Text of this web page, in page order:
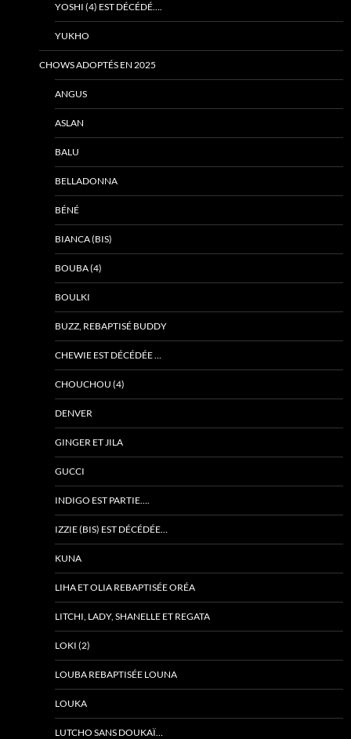
YOSHI (4) EST DÉCÉDÉ….
YUKHO
CHOWS ADOPTÉS EN 2025
ANGUS
ASLAN
BALU
BELLADONNA
BÉNÉ
BIANCA (BIS)
BOUBA (4)
BOULKI
BUZZ, REBAPTISÉ BUDDY
CHEWIE EST DÉCÉDÉE …
CHOUCHOU (4)
DENVER
GINGER ET JILA
GUCCI
INDIGO EST PARTIE….
IZZIE (BIS) EST DÉCÉDÉE…
KUNA
LIHA ET OLIA REBAPTISÉE ORÉA
LITCHI, LADY, SHANELLE ET REGATA
LOKI (2)
LOUBA REBAPTISÉE LOUNA
LOUKA
LUTCHO SANS DOUKAÏ…